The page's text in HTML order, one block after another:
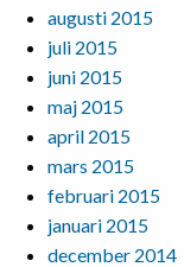
augusti 2015
juli 2015
juni 2015
maj 2015
april 2015
mars 2015
februari 2015
januari 2015
december 2014